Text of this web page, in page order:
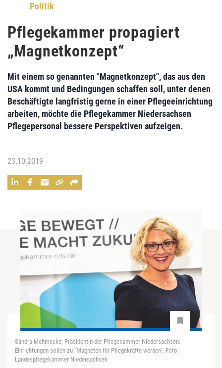
Politik
Pflegekammer propagiert
„Magnetkonzept“
Mit einem so genannten "Magnetkonzept", das aus den
USA kommt und Bedingungen schaffen soll, unter denen
Beschäftigte langfristig gerne in einer Pflegeeinrichtung
arbeiten, möchte die Pflegekammer Niedersachsen
Pflegepersonal bessere Perspektiven aufzeigen.
23.10.2019
Sandra Mehmecke, Präsidentin der Pflegekammer Niedersachsen:
Einrichtungen sollen zu "Magneten für Pflegekräfte werden". Foto:
Landespflegekammer Niedersachsen